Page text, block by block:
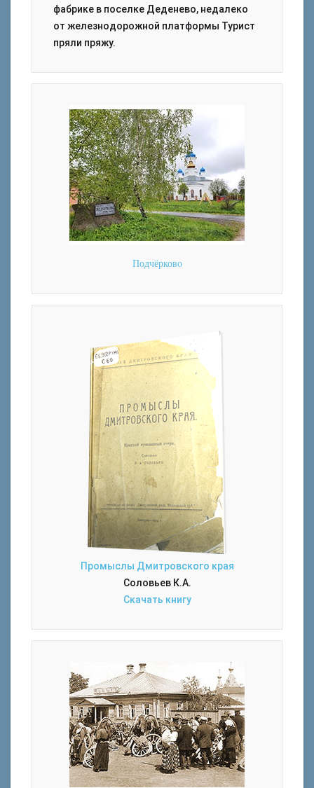
фабрике в поселке Деденево, недалеко
от железнодорожной платформы Турист
пряли пряжу.
Подчёрково
Промыслы Дмитровского края
Соловьев К.А.
Скачать книгу